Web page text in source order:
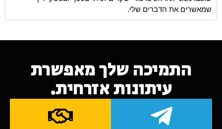
שמאשרים את הדברים שלי.
התמיכה שלך מאפשרת
עיתונות אזרחית.